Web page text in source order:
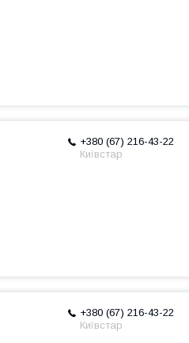
+380 (67) 216-43-22
Київстар
+380 (67) 216-43-22
Київстар